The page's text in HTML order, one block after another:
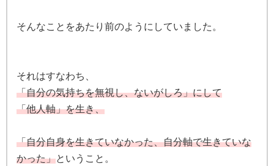
そんなことをあたり前のようにしていました。
それはすなわち、
「自分の気持ちを無視し、ないがしろ」にして
「他人軸」を生き、
「自分自身を生きていなかった、自分軸で生きていな
かった」ということ。